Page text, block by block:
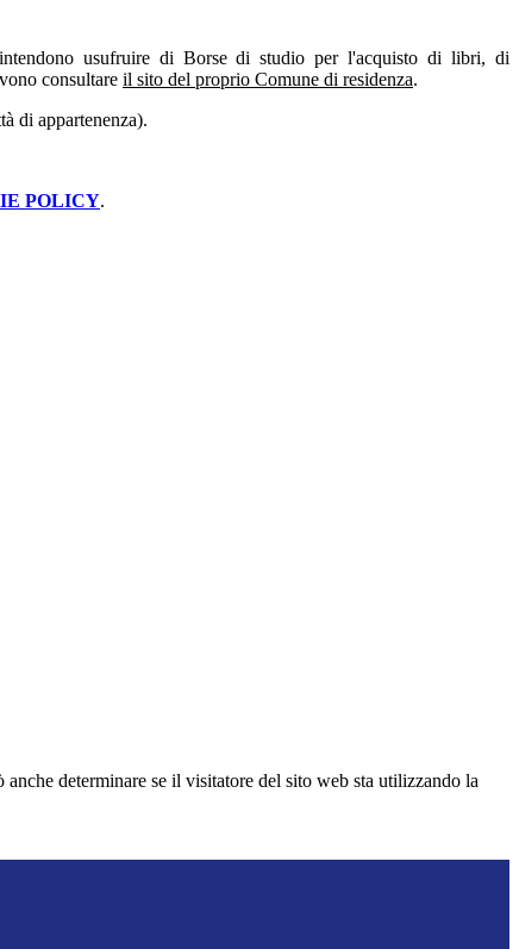
usufruire di Borse di studio per l'acquisto di libri, di
consultare il sito del proprio Comune di residenza.
di appartenenza).
POLICY.
determinare se il visitatore del sito web sta utilizzando la